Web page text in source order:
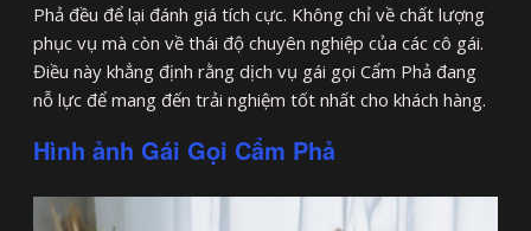
Phả đều để lại đánh giá tích cực. Không chỉ về chất lượng
phục vụ mà còn về thái độ chuyên nghiệp của các cô gái.
Điều này khẳng định rằng dịch vụ gái gọi Cẩm Phả đang
nỗ lực để mang đến trải nghiệm tốt nhất cho khách hàng.
Hình ảnh Gái Gọi Cẩm Phả